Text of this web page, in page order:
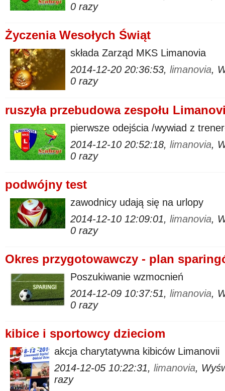
0 razy
Życzenia Wesołych Świąt
składa Zarząd MKS Limanovia
2014-12-20 20:36:53, limanovia,
0 razy
ruszyła przebudowa zespołu
pierwsze odejścia /wywiad z
2014-12-10 20:52:18, limanovia,
0 razy
podwójny test
zawodnicy udają się na urlopy
2014-12-10 12:09:01, limanovia,
0 razy
Okres przygotowawczy - plan
Poszukiwanie wzmocnień
2014-12-09 10:37:51, limanovia,
0 razy
kibice i sportowcy dzieciom
akcja charytatywna kibiców Limanovii
2014-12-05 10:22:31, limanovia,
razy